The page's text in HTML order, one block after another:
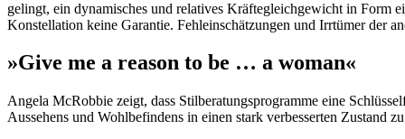
gelingt, ein dynamisches und relatives Kräftegleichgewicht in Form
Konstellation keine Garantie. Fehleinschätzungen und Irrtümer der
»Give me a reason to be … a woman«
Angela McRobbie zeigt, dass Stilberatungsprogramme eine
Aussehens und Wohlbefindens in einen stark verbesserten Zustand